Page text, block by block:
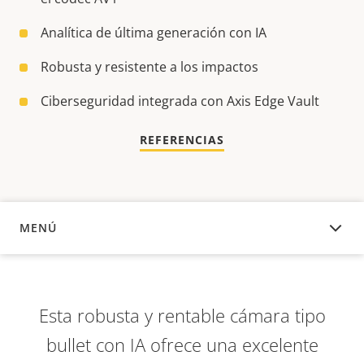
Analítica de última generación con IA
Robusta y resistente a los impactos
Ciberseguridad integrada con Axis Edge Vault
REFERENCIAS
MENÚ
DESCRIPCIÓN
Esta robusta y rentable cámara tipo
bullet con IA ofrece una excelente